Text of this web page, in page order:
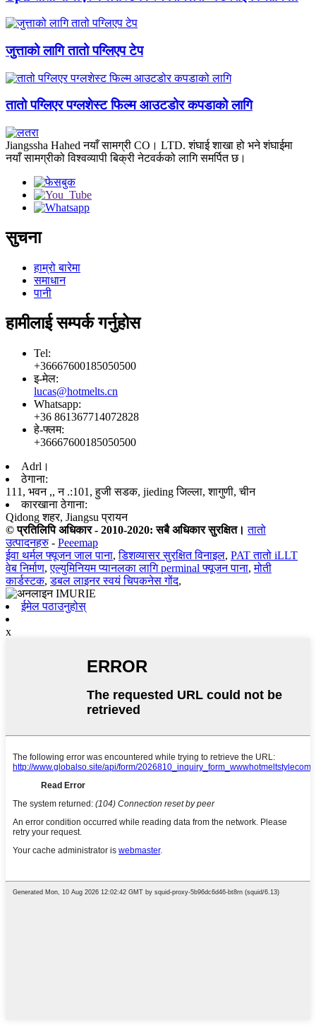
जुत्ताको लागि तातो पग्लिएप टेप
तातो पग्लिएर पग्लशेस्ट फिल्म आउटडोर कपडाको लागि
Jiangssha Hahed नयाँ सामग्री CO। LTD. शंघाई शाखा हो भने शंघाईमा
नयाँ सामग्रीको विश्वव्यापी बिक्री नेटवर्कको लागि समर्पित छ।
सुचना
हाम्रो बारेमा
समाधान
पानी
हामीलाई सम्पर्क गर्नुहोस
Tel:
+36667600185050500
इ-मेल:
lucas@hotmelts.cn
Whatsapp:
+36 861367714072828
हे-फ्लम:
+36667600185050500
Adrl।
ठेगाना:
111, भवन ,, न .:101, हुजी सडक, jieding जिल्ला, शागुणी, चीन
कारखाना ठेगाना:
Qidong शहर, Jiangsu प्रायन
© प्रतिलिपि अधिकार - 2010-2020: सबै अधिकार सुरक्षित। तातो
उत्पादनहरु- Peeemap
ईवा थर्मल फ्यूजन जाल पाना,डिशव्यासर सुरक्षित विनाइल, PAT तातो iLLT
वेब निर्माण,एल्युमिनियम प्यानलका लागि perminal फ्यूजन पाना,मोती
कार्डस्टक,डबल लाइनर स्वयं चिपकनेस गोंद,
ईमेल पठाउनुहोस्
x